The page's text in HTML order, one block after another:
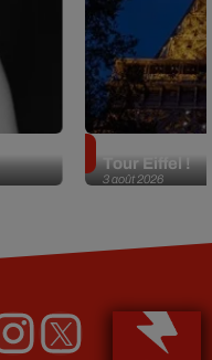
3 août 2026
Tour Eiffel !